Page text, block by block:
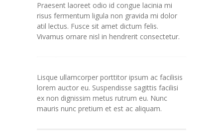
Praesent laoreet odio id congue lacinia mi
risus fermentum ligula non gravida mi dolor
atil lectus. Fusce sit amet dictum felis.
Vivamus ornare nisl in hendrerit consectetur.
Lisque ullamcorper porttitor ipsum ac facilisis
lorem auctor eu. Suspendisse sagittis facilisi
ex non dignissim metus rutrum eu. Nunc
mauris nunc pretium et est ac aliquam.